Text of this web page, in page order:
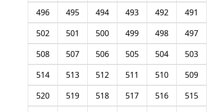
491
492
493
494
495
496
497
498
499
500
501
502
503
504
505
506
507
508
509
510
511
512
513
514
515
516
517
518
519
520